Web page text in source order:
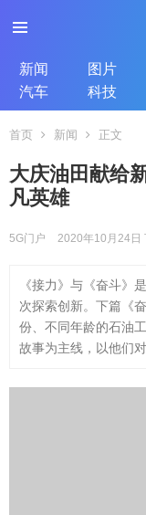
新闻 图片
汽车
科技
首页 新闻 正文
大庆油田献给
凡英雄
5G门户 2020年10月24日
《接力》与《奋斗》
次探索创新。下篇《
份、不同年龄的石油
故事为主线，以他们